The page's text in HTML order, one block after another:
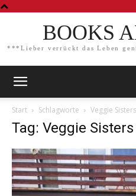
BOOKS
***Lieber verrückt das Leben
Start Schlagworte Veggie Sisters
Tag: Veggie Sisters